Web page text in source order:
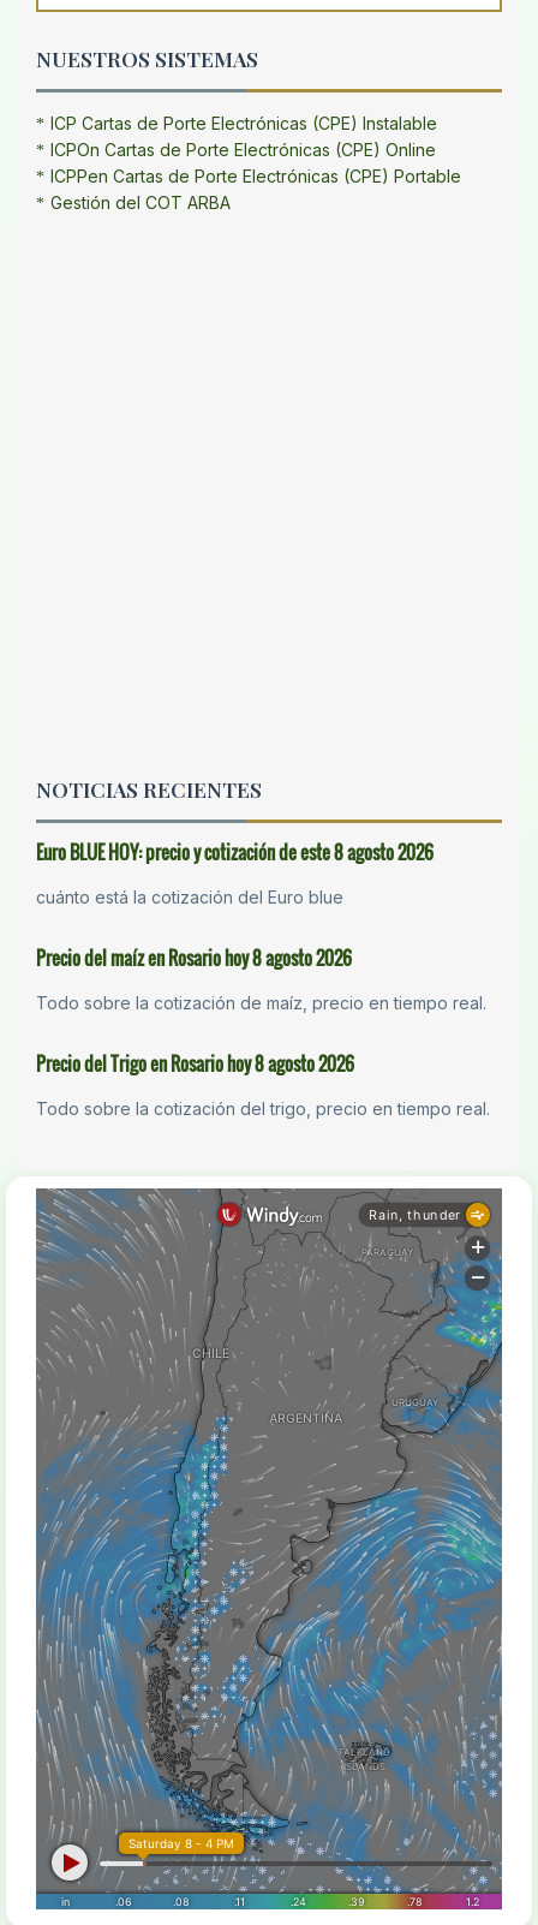
NUESTROS SISTEMAS
ICP Cartas de Porte Electrónicas (CPE) Instalable
ICPOn Cartas de Porte Electrónicas (CPE) Online
ICPPen Cartas de Porte Electrónicas (CPE) Portable
Gestión del COT ARBA
NOTICIAS RECIENTES
Euro BLUE HOY: precio y cotización de este 8 agosto 2026
cuánto está la cotización del Euro blue
Precio del maíz en Rosario hoy 8 agosto 2026
Todo sobre la cotización de maíz, precio en tiempo real.
Precio del Trigo en Rosario hoy 8 agosto 2026
Todo sobre la cotización del trigo, precio en tiempo real.